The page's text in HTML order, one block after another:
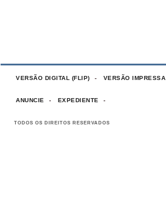
VERSÃO DIGITAL (FLIP) VERSÃO IMPRESSA
ANUNCIE EXPEDIENTE
TODOS OS DIREITOS RESERVADOS